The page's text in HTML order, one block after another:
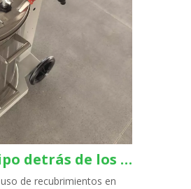
Explorando el equipo detrás de los recubrimientos en polvo superiores
de recubrimientos en